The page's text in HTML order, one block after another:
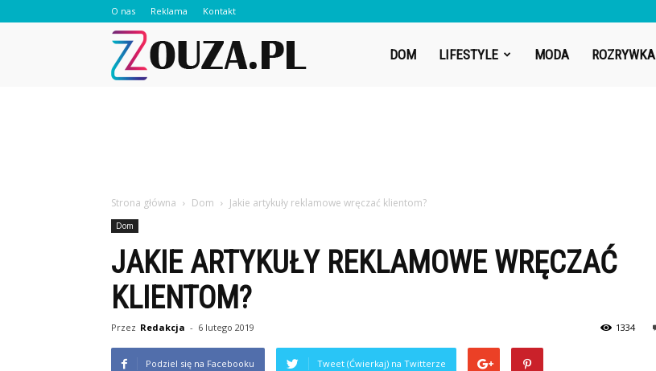
O nas Reklama Kontakt
DOM LIFESTYLE MODA ROZRYWKA
Strona główna Dom Jakie artykuły reklamowe wręczać klientom?
Dom
JAKIE ARTYKUŁY REKLAMOWE WRĘCZAĆ
KLIENTOM?
Przez Redakcja - 6 lutego 2019 1334
Podziel się na Facebooku Tweet (Ćwierkaj) na Twitterze